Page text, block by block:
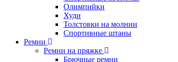
Олимпийки
Худи
Толстовки на молнии
Спортивные штаны
Ремни
Ремни на пряжке
Брючные ремни